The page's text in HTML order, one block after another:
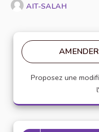
AIT-SALAH
Proposez une